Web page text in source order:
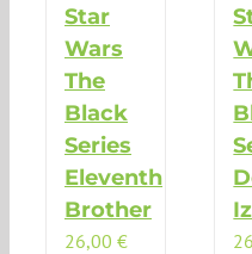
Star
Wars
The
Black
Series
Eleventh
Brother
26,00 €